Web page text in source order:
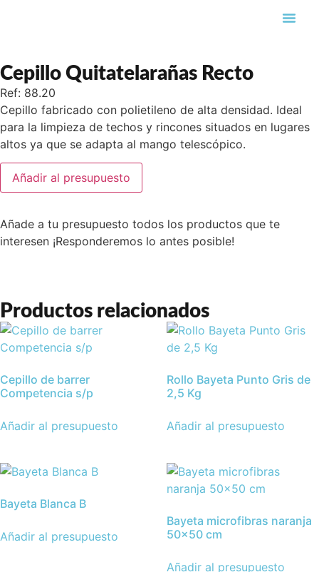
Cepillo Quitatelarañas Recto
Ref: 88.20
Cepillo fabricado con polietileno de alta densidad. Ideal
para la limpieza de techos y rincones situados en lugares
altos ya que se adapta al mango telescópico.
Añadir al presupuesto
Añade a tu presupuesto todos los productos que te
interesen ¡Responderemos lo antes posible!
Productos relacionados
Cepillo de barrer
Competencia s/p
Añadir al presupuesto
Rollo Bayeta Punto Gris de
2,5 Kg
Añadir al presupuesto
Bayeta Blanca B
Añadir al presupuesto
Bayeta microfibras naranja
50×50 cm
Añadir al presupuesto